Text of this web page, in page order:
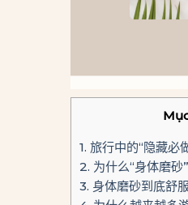
1. 旅行中的“隐藏必
2. 为什么“身体磨砂
3. 身体磨砂到底舒